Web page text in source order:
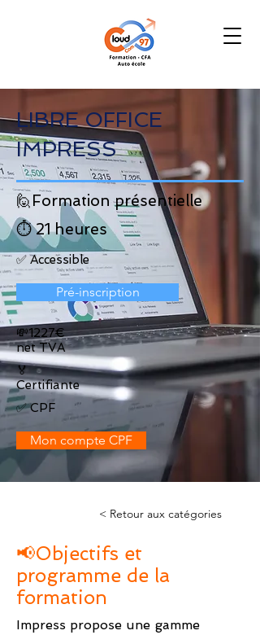
LIBRE OFFICE
IMPRESS
🙋Formation présentielle
⏱️ 21 heures
✅ Accessible
Pré-inscription
💸1227€
net TVA
🏅
Certifiante
✅ CPF
Mon compte CPF
< Retour aux catégories
📢Objectifs et
programme de la
formation
Impress propose une gamme